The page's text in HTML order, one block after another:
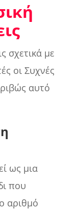
σχετικά με
οι Συχνές
αυτό
ως μια
που
αριθμό